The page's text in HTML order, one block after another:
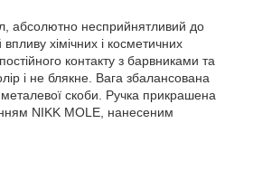
абсолютно несприйнятливий до
хімічних і косметичних
контакту з барвниками та
і не блякне. Вага збалансована
скоби. Ручка прикрашена
NIKK MOLE, нанесеним